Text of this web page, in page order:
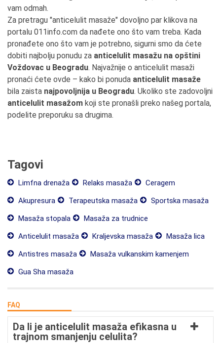
vam odmah.
Za pretragu "anticelulit masaže" dovoljno par klikova na
portalu 011info.com da nađete ono što vam treba. Kada
pronađete ono što vam je potrebno, sigurni smo da ćete
dobiti najbolju ponudu za anticelulit masažu na opštini
Voždovac u Beogradu. Najvažnije o anticelulit masaži
pronaći ćete ovde – kako bi ponuda anticelulit masaže
bila zaista najpovoljnija u Beogradu. Ukoliko ste zadovoljni
anticelulit masažom koji ste pronašli preko našeg portala,
podelite preporuku sa drugima.
Tagovi
Limfna drenaža Relaks masaža
Ceragem
Akupresura
Terapeutska masaža
Sportska masaža
Masaža stopala
Masaža za trudnice
Anticelulit masaža
Kraljevska masaža
Masaža lica
Antistres masaža
Masaža vulkanskim kamenjem
Gua Sha masaža
FAQ
Da li je anticelulit masaža efikasna u
trajnom smanjenju celulita?